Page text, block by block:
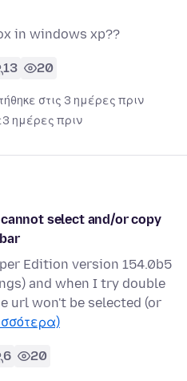
in windows xp??
13 20
στις 3 ημέρες πριν
3 ημέρες πριν
select and/or copy
Edition version 154.0b5
and when I try double
url won't be selected (or
6 20